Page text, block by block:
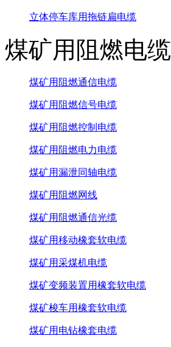
立体停车库用拖链扁电缆
煤矿用阻燃电缆
煤矿用阻燃通信电缆
煤矿用阻燃信号电缆
煤矿用阻燃控制电缆
煤矿用阻燃电力电缆
煤矿用漏泄同轴电缆
煤矿用阻燃网线
煤矿用阻燃通信光缆
煤矿用移动橡套软电缆
煤矿用采煤机电缆
煤矿变频装置用橡套软电缆
煤矿梭车用橡套软电缆
煤矿用电钻橡套电缆